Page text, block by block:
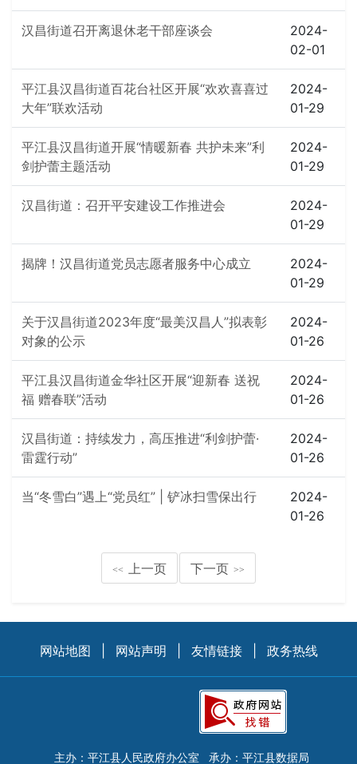
汉昌街道召开离退休老干部座谈会
2024-
02-01
平江县汉昌街道百花台社区开展“欢欢喜喜过
大年”联欢活动
2024-
01-29
平江县汉昌街道开展“情暖新春 共护未来”利
剑护蕾主题活动
2024-
01-29
汉昌街道：召开平安建设工作推进会
2024-
01-29
揭牌！汉昌街道党员志愿者服务中心成立
2024-
01-29
关于汉昌街道2023年度“最美汉昌人”拟表彰
对象的公示
2024-
01-26
平江县汉昌街道金华社区开展“迎新春 送祝
福 赠春联”活动
2024-
01-26
汉昌街道：持续发力，高压推进“利剑护蕾·
雷霆行动”
2024-
01-26
当“冬雪白”遇上“党员红” | 铲冰扫雪保出行
2024-
01-26
<< 上一页 下一页 >>
网站地图 网站声明 友情链接 政务热线
主办：平江县人民政府办公室 承办：平江县数据局